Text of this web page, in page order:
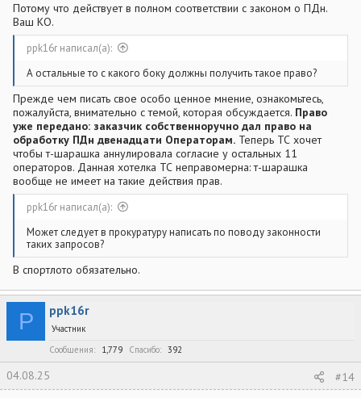
Потому что действует в полном соответствии с законом о ПДн.
Ваш КО.
ppk16r написал(а):
А остальные то с какого боку должны получить такое право?
Прежде чем писать свое особо ценное мнение, ознакомьтесь,
пожалуйста, внимательно с темой, которая обсуждается. Право
уже передано: заказчик собственноручно дал право на
обработку ПДн двенадцати Операторам. Теперь ТС хочет
чтобы т-шарашка аннулировала согласие у остальных 11
операторов. Данная хотелка ТС неправомерна: т-шарашка
вообще не имеет на такие действия прав.
ppk16r написал(а):
Может следует в прокуратуру написать по поводу законности
таких запросов?
В спортлото обязательно.
P ppk16r
Участник
Сообщения
1,779 Спасибо 392
04.08.25 #14